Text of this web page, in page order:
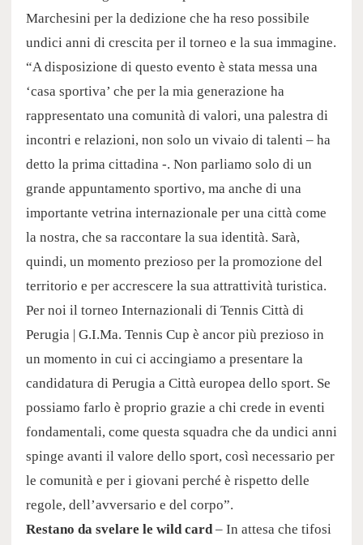
Marchesini per la dedizione che ha reso possibile
undici anni di crescita per il torneo e la sua immagine.
“A disposizione di questo evento è stata messa una
‘casa sportiva’ che per la mia generazione ha
rappresentato una comunità di valori, una palestra di
incontri e relazioni, non solo un vivaio di talenti – ha
detto la prima cittadina -. Non parliamo solo di un
grande appuntamento sportivo, ma anche di una
importante vetrina internazionale per una città come
la nostra, che sa raccontare la sua identità. Sarà,
quindi, un momento prezioso per la promozione del
territorio e per accrescere la sua attrattività turistica.
Per noi il torneo Internazionali di Tennis Città di
Perugia | G.I.Ma. Tennis Cup è ancor più prezioso in
un momento in cui ci accingiamo a presentare la
candidatura di Perugia a Città europea dello sport. Se
possiamo farlo è proprio grazie a chi crede in eventi
fondamentali, come questa squadra che da undici anni
spinge avanti il valore dello sport, così necessario per
le comunità e per i giovani perché è rispetto delle
regole, dell’avversario e del corpo”.
Restano da svelare le wild card– In attesa che tifosi